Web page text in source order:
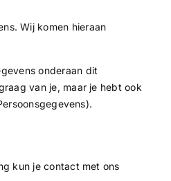
Wij komen hieraan
onderaan dit
van je, maar je hebt ook
kun je contact met ons